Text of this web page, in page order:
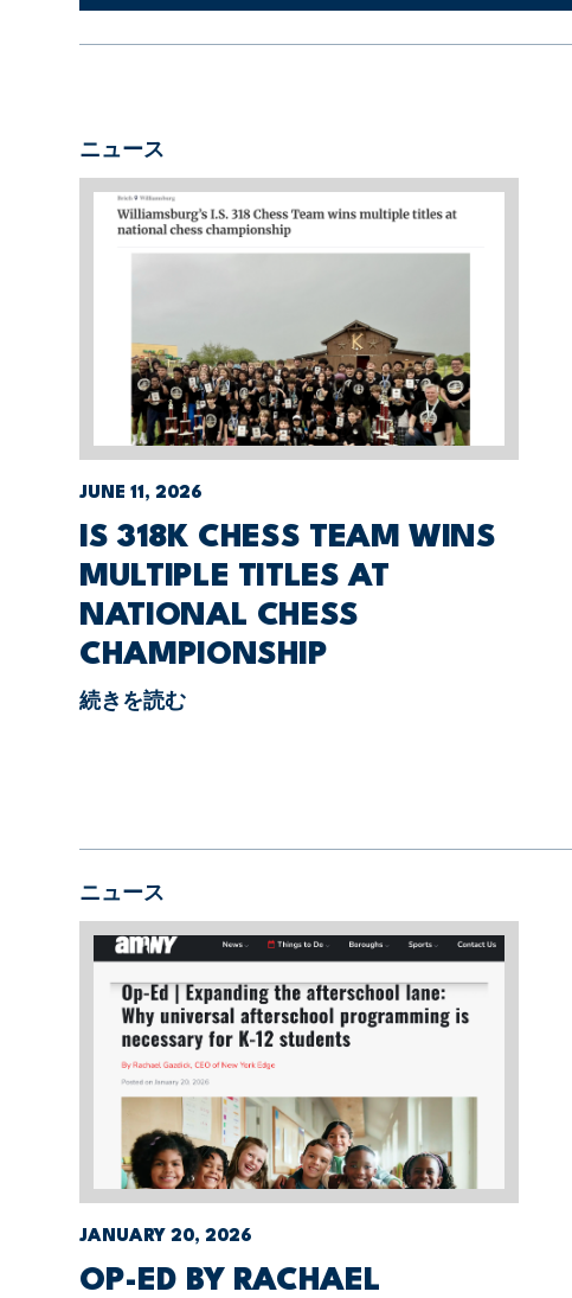
ニュース
JUNE 11, 2026
IS 318K CHESS TEAM WINS
MULTIPLE TITLES AT
NATIONAL CHESS
CHAMPIONSHIP
続きを読む
ニュース
JANUARY 20, 2026
OP-ED BY RACHAEL